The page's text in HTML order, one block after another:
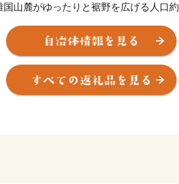
国山麓がゆったりと裾野を広げる人口
広大な市の面積を有していますが、そ
います。市の中心部から南部にかけては
を取り囲むように田園地帯が広がってい
陸性気候により、夏は厳しい暑さが続
雪に見舞われることもあります。それ